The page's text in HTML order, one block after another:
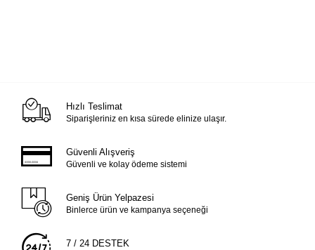
Hızlı Teslimat
Siparişleriniz en kısa sürede elinize ulaşır.
Güvenli Alışveriş
Güvenli ve kolay ödeme sistemi
Geniş Ürün Yelpazesi
Binlerce ürün ve kampanya seçeneği
7 / 24 DESTEK